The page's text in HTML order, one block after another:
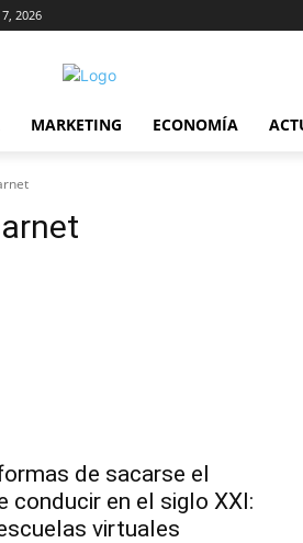
2026
MARKETING ECONOMÍA
de sacarse el
conducir en el siglo XXI:
virtuales